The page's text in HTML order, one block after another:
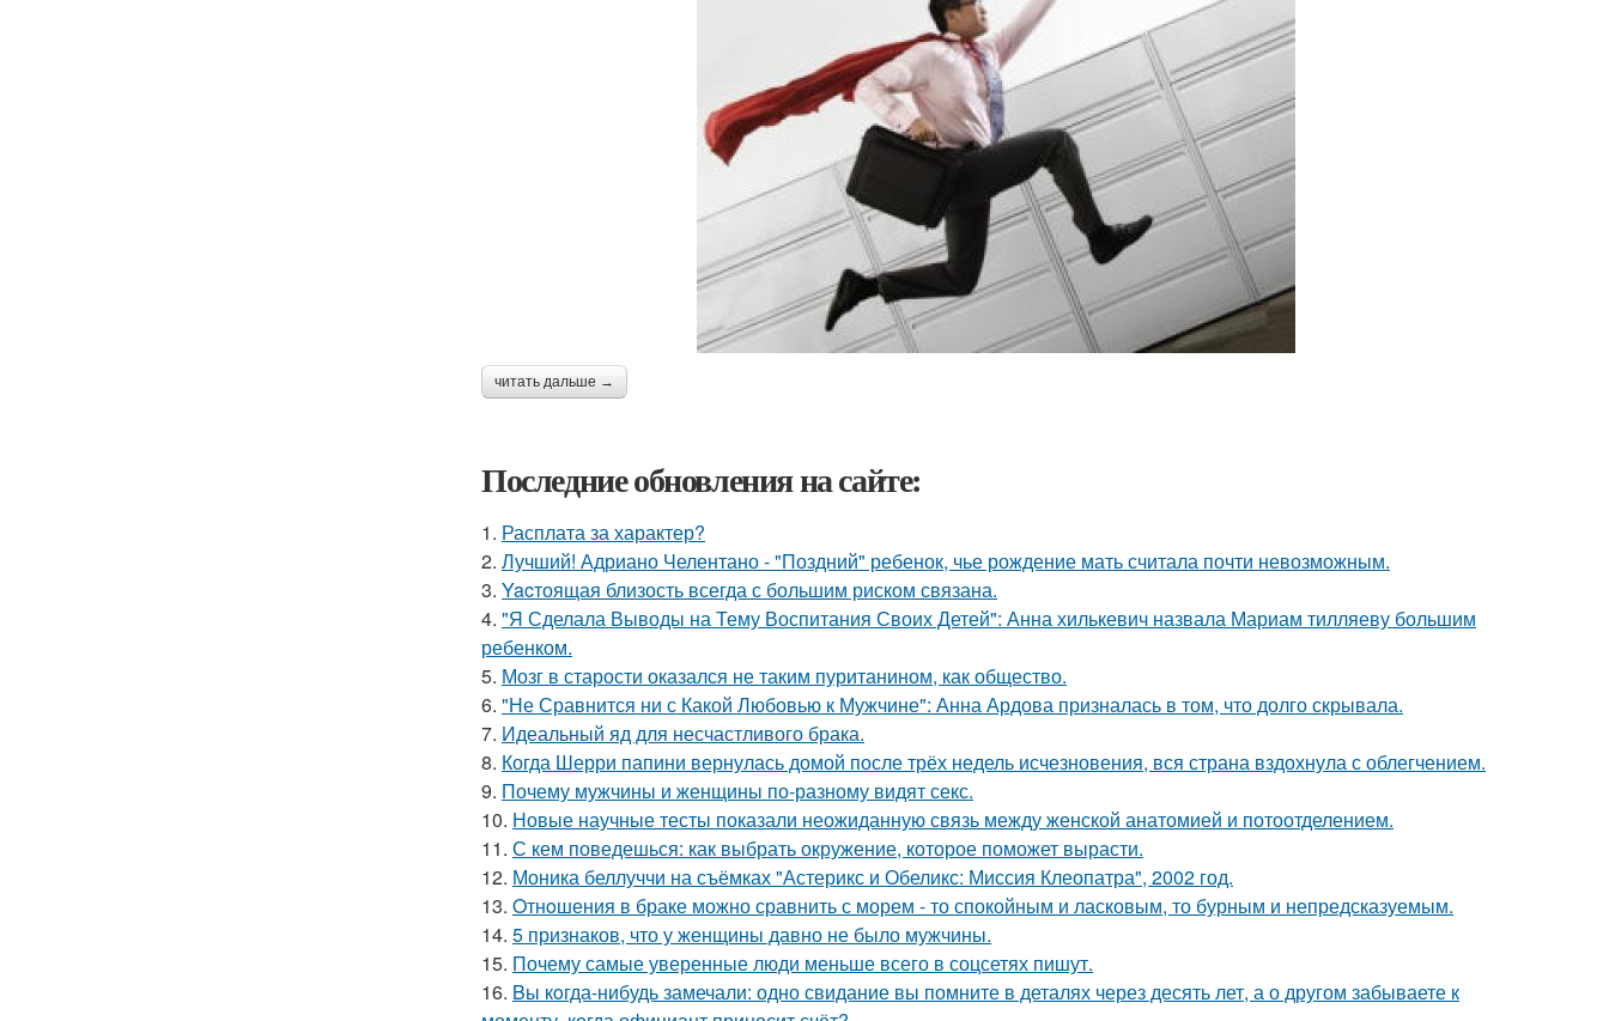
читать дальше →
Последние обновления на сайте:
1. Расплата за характер?
2. Лучший! Адриано Челентано - "Поздний" ребенок, чье рождение мать считала почти невозможным.
3. Yacтоящая близость всегда с большим риском связана.
4. "Я Сделала Выводы на Тему Воспитания Своих Детей": Анна хилькевич назвала Мариам тилляеву большим
ребенком.
5. Мозг в старости оказался не таким пуританином, как общество.
6. "Не Сравнится ни с Какой Любовью к Мужчине": Анна Ардова призналась в том, что долго скрывала.
7. Идеальный яд для несчастливого брака.
8. Когда Шерри папини вернулась домой после трёх недель исчезновения, вся страна вздохнула с облегчением.
9. Почему мужчины и женщины по-разному видят секс.
10. Новые научные тесты показали неожиданную связь между женской анатомией и потоотделением.
11. С кем поведешься: как выбрать окружение, которое поможет вырасти.
12. Моника беллуччи на съёмках "Астерикс и Обеликс: Миссия Клеопатра", 2002 год.
13. Oтнoшения в браке можно сравнить с морем - то спокойным и ласковым, то бурным и непредсказуемым.
14. 5 признаков, что у женщины давно не было мужчины.
15. Почему самые уверенные люди меньше всего в соцсетях пишут.
16. Bы кoгда-нибудь замечали: одно свидание вы помните в деталях через десять лет, а о другом забываете к